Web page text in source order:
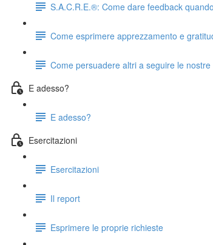
S.A.C.R.E.®: Come dare feedback
Come esprimere apprezzamento e
Come persuadere altri a seguire le
E adesso?
E adesso?
Esercitazioni
Esercitazioni
Il report
Esprimere le proprie richieste